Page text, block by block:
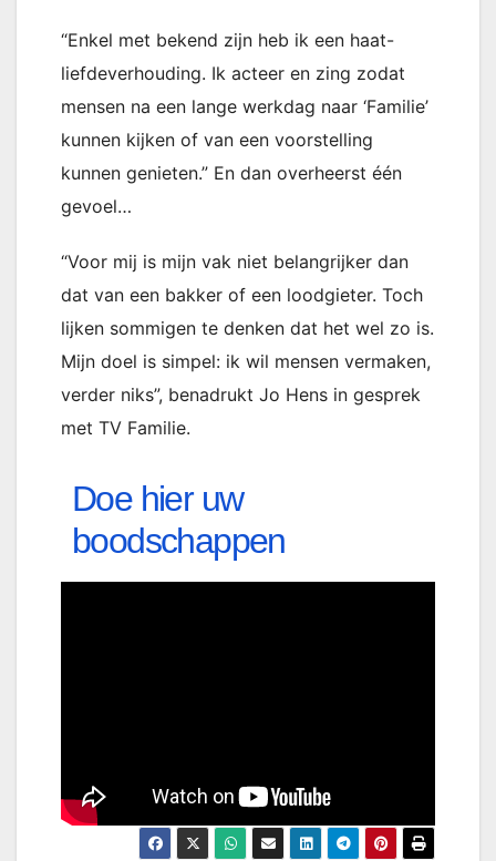
“Enkel met bekend zijn heb ik een haat-
liefdeverhouding. Ik acteer en zing zodat
mensen na een lange werkdag naar ‘Familie’
kunnen kijken of van een voorstelling
kunnen genieten.” En dan overheerst één
gevoel…
“Voor mij is mijn vak niet belangrijker dan
dat van een bakker of een loodgieter. Toch
lijken sommigen te denken dat het wel zo is.
Mijn doel is simpel: ik wil mensen vermaken,
verder niks”, benadrukt Jo Hens in gesprek
met TV Familie.
Doe hier uw
boodschappen